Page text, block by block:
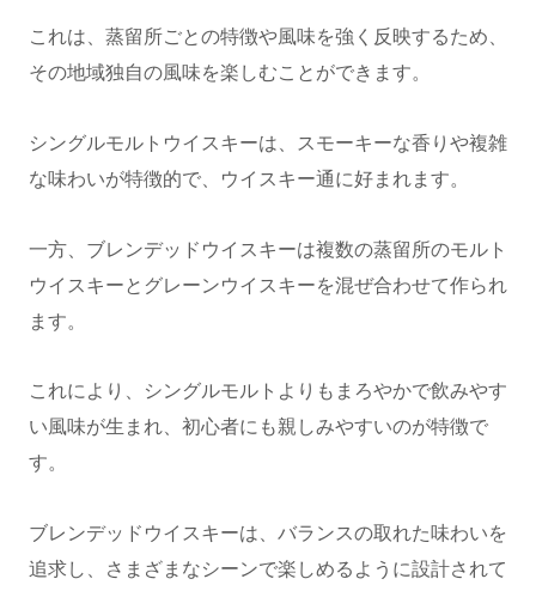
これは、蒸留所ごとの特徴や風味を強く反映するため、
その地域独自の風味を楽しむことができます。
シングルモルトウイスキーは、スモーキーな香りや複雑
な味わいが特徴的で、ウイスキー通に好まれます。
一方、ブレンデッドウイスキーは複数の蒸留所のモルト
ウイスキーとグレーンウイスキーを混ぜ合わせて作られ
ます。
これにより、シングルモルトよりもまろやかで飲みやす
い風味が生まれ、初心者にも親しみやすいのが特徴で
す。
ブレンデッドウイスキーは、バランスの取れた味わいを
追求し、さまざまなシーンで楽しめるように設計されて